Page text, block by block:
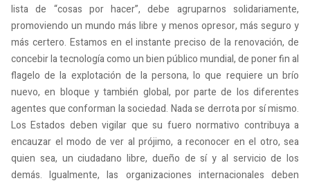
lista de “cosas por hacer”, debe agruparnos solidariamente,
promoviendo un mundo más libre y menos opresor, más seguro y
más certero. Estamos en el instante preciso de la renovación, de
concebir la tecnología como un bien público mundial, de poner fin al
flagelo de la explotación de la persona, lo que requiere un brío
nuevo, en bloque y también global, por parte de los diferentes
agentes que conforman la sociedad. Nada se derrota por sí mismo.
Los Estados deben vigilar que su fuero normativo contribuya a
encauzar el modo de ver al prójimo, a reconocer en el otro, sea
quien sea, un ciudadano libre, dueño de sí y al servicio de los
demás. Igualmente, las organizaciones internacionales deben